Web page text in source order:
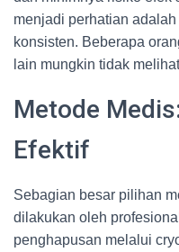
menjadi perhatian
konsisten. Beberapa
lain mungkin tidak
Metode
Efektif
Sebagian besar pilihan
dilakukan oleh
penghapusan melalui